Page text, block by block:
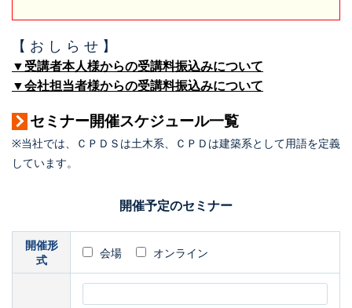
【 お し ら せ 】
▼受講者本人様からの受講料振込みについて
▼会社担当者様からの受講料振込みについて
セミナー開催スケジュール一覧
※当社では、ＣＰＤＳは土木系、ＣＰＤは建築系として用語を定義
しています。
開催予定のセミナー
開催形
式
会場 オンライン